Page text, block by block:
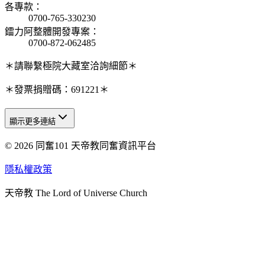
各專款 ：
0700-765-330230
鐳力阿整體開發專案 ：
0700-872-062485
＊請聯繫極院大藏室洽詢細節＊
＊發票捐贈碼：691221＊
天人研究總院
天人研究學院
天人炁功院
顯示更多連結
© 2026 同奮101 天帝教同奮資訊平台
隱私權政策
天帝教 The Lord of Universe Church